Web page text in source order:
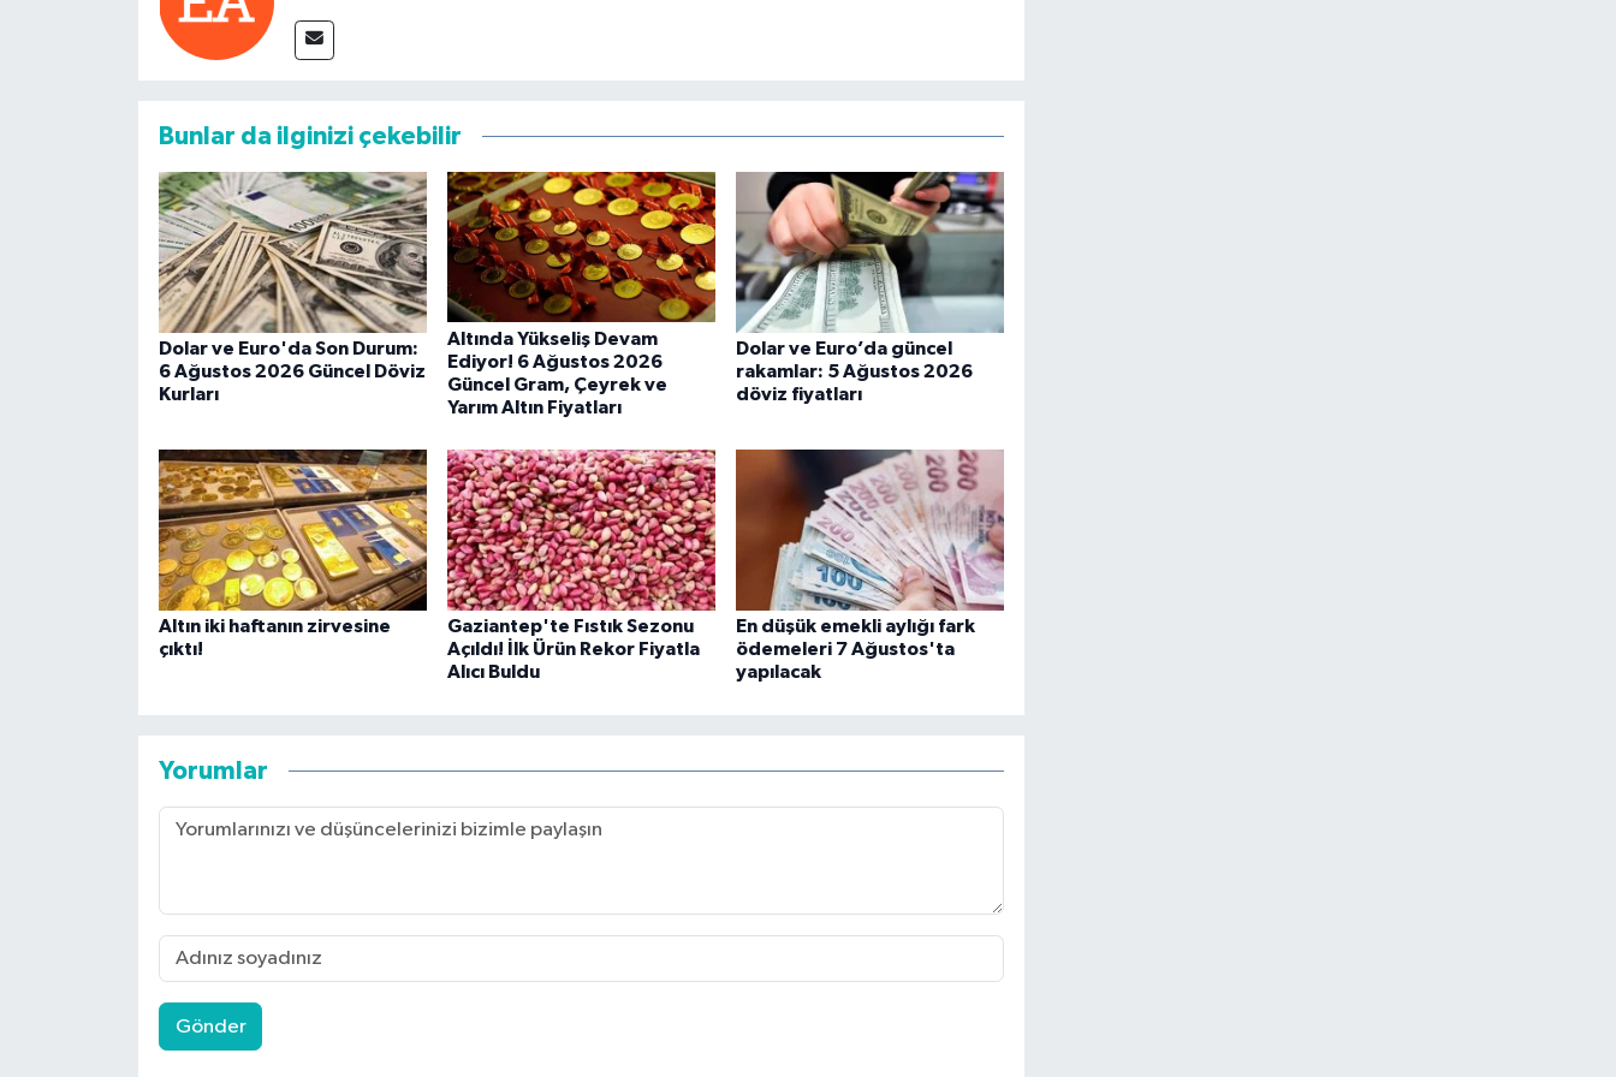
Bunlar da ilginizi çekebilir
Dolar ve Euro'da Son Durum:
6 Ağustos 2026 Güncel Döviz
Kurları
Altında Yükseliş Devam
Ediyor! 6 Ağustos 2026
Güncel Gram, Çeyrek ve
Yarım Altın Fiyatları
Dolar ve Euro’da güncel
rakamlar: 5 Ağustos 2026
döviz fiyatları
Altın iki haftanın zirvesine
çıktı!
Gaziantep'te Fıstık Sezonu
Açıldı! İlk Ürün Rekor Fiyatla
Alıcı Buldu
En düşük emekli aylığı fark
ödemeleri 7 Ağustos'ta
yapılacak
Yorumlar
Gönder